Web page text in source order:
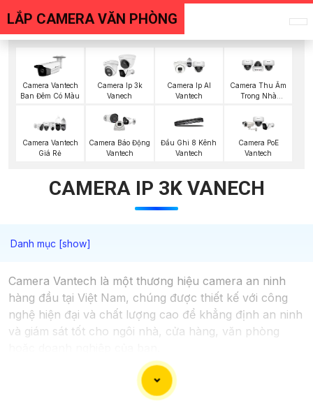
LẮP CAMERA VĂN PHÒNG
Camera Vantech
Ban Đêm Có Màu
Camera Ip 3k
Vanech
Camera Ip AI
Vantech
Camera Thu Âm
Trong Nhà
Camera Vantech
Giá Rẻ
Camera Báo Động
Vantech
Đầu Ghi 8 Kênh
Vantech
Camera PoE
Vantech
CAMERA IP 3K VANECH
Camera Vantech là một thương hiệu camera an ninh
hàng đầu tại Việt Nam, chúng được thiết kế với công
nghệ hiện đại và chất lượng cao để khẳng định an ninh
và giám sát tốt cho ngôi nhà, cửa hàng, văn phòng
Vantech Việt Nam cung cấp các dòng sản phẩm
camera giám sát chất lượng cao như camera IP,
camera HD-TVI, camera AHD, camera wifi, camera